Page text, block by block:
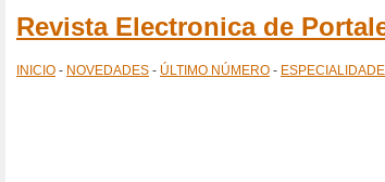
Revista Electronica de
INICIO - NOVEDADES - ÚLTIMO NÚMERO -